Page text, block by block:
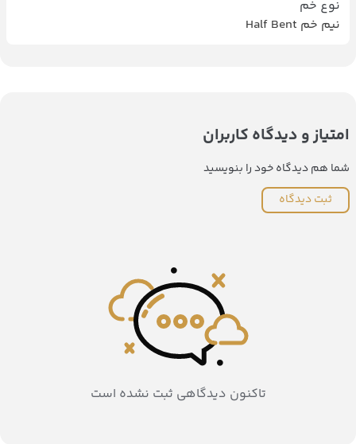
نوع خم
نیم خم Half Bent
امتیاز و دیدگاه کاربران
شما هم دیدگاه خود را بنویسید
ثبت دیدگاه
تاکنون دیدگاهی ثبت نشده است